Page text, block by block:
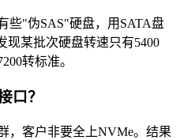
些"伪SAS"硬盘，用SATA盘
现某批次硬盘转速只有5400
转标准。
口？
，客户非要全上NVMe。结果